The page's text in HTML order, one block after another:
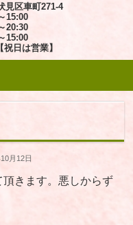
見区車町271-4
15:00
15:00
日は営業】
月12日
きます。悪しからず